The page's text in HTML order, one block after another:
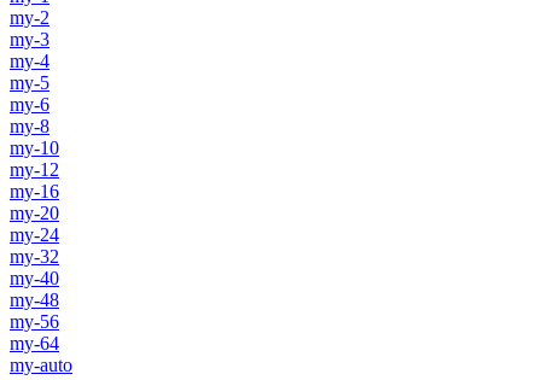
my-2
my-3
my-4
my-5
my-6
my-8
my-10
my-12
my-16
my-20
my-24
my-32
my-40
my-48
my-56
my-64
my-auto